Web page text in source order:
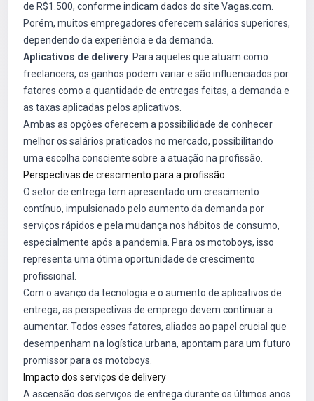
de R$1.500, conforme indicam dados do site Vagas.com
Porém, muitos empregadores oferecem salários superiores,
dependendo da experiência e da demanda.
Aplicativos de delivery: Para aqueles que atuam como
freelancers, os ganhos podem variar e são influenciados por
fatores como a quantidade de entregas feitas, a demanda e
as taxas aplicadas pelos aplicativos.
Ambas as opções oferecem a possibilidade de conhecer
melhor os salários praticados no mercado, possibilitando
uma escolha consciente sobre a atuação na profissão.
Perspectivas de crescimento para a profissão
O setor de entrega tem apresentado um crescimento
contínuo, impulsionado pelo aumento da demanda por
serviços rápidos e pela mudança nos hábitos de consumo,
especialmente após a pandemia. Para os motoboys, isso
representa uma ótima oportunidade de crescimento
profissional.
Com o avanço da tecnologia e o aumento de aplicativos de
entrega, as perspectivas de emprego devem continuar a
aumentar. Todos esses fatores, aliados ao papel crucial que
desempenham na logística urbana, apontam para um futuro
promissor para os motoboys.
Impacto dos serviços de delivery
A ascensão dos serviços de entrega durante os últimos anos